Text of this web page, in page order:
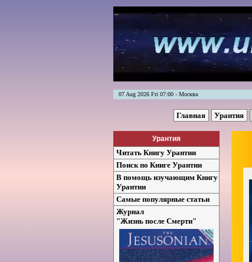
07 Aug 2026 Fri 07:00 - Москва
Главная Урантия
Урантия
Читать Книгу Урантии
Поиск по Книге Урантии
В помощь изучающим Книгу
Урантии
Самые популярные статьи
Журнал
"Жизнь после Смерти"